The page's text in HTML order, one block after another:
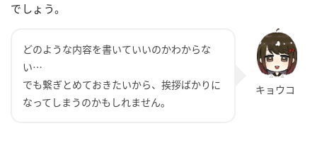
でしょう。
どのような内容を書いていいのかわからな
い…
でも繋ぎとめておきたいから、挨拶ばかりに
なってしまうのかもしれません。